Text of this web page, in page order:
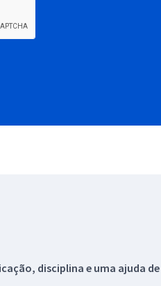
disciplina e uma ajuda de